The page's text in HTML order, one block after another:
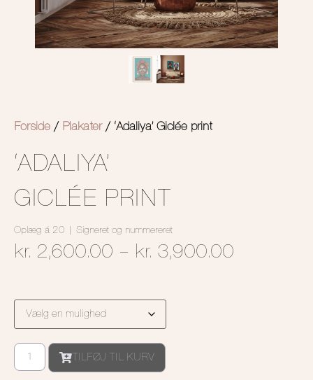
Forside / Plakater/ ‘Adaliya’ Giclée print
‘ADALIYA’
GICLÉE PRINT
Oplæg á 20 | Signeret og nummereret
kr. 2,600.00 – kr. 3,900.00
TILFØJ TIL KURV